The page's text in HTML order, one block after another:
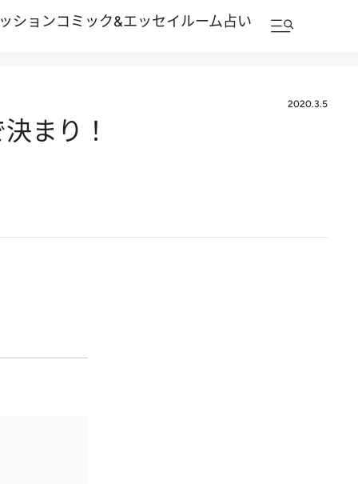
ションコミック&エッセイルーム占い
2020.3.5
まり！